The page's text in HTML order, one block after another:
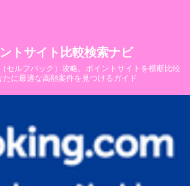
トサイト比較検索ナビ
セルフバック）攻略。ポイントサイトを横断比較
たに最適な高額案件を見つけるガイド